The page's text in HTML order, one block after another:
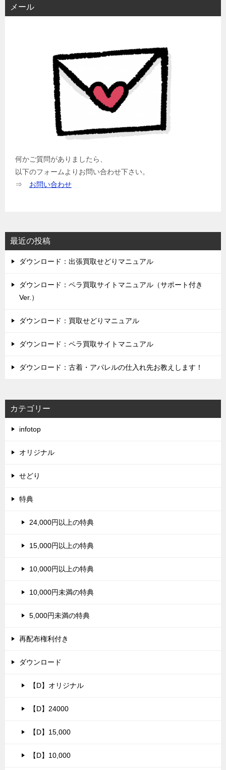
メール
何かご質問がありましたら、
以下のフォームよりお問い合わせ下さい。
⇒ お問い合わせ
最近の投稿
ダウンロード：出張買取せどりマニュアル
ダウンロード：ペラ買取サイトマニュアル（サポート付き
Ver.）
ダウンロード：買取せどりマニュアル
ダウンロード：ペラ買取サイトマニュアル
ダウンロード：古着・アパレルの仕入れ先お教えします！
カテゴリー
infotop
オリジナル
せどり
特典
24,000円以上の特典
15,000円以上の特典
10,000円以上の特典
10,000円未満の特典
5,000円未満の特典
再配布権利付き
ダウンロード
【D】オリジナル
【D】24000
【D】15,000
【D】10,000